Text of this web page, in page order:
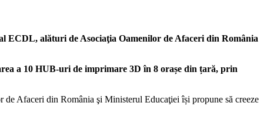
ECDL, alături de Asociaţia Oamenilor de Afaceri din România
a 10 HUB-uri de imprimare 3D în 8 orașe din țară, prin
Afaceri din România şi Ministerul Educaţiei își propune să creeze